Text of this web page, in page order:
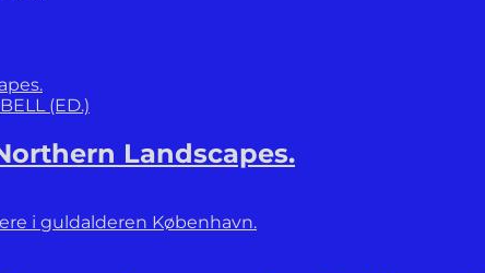
(ED.)
Landscapes.